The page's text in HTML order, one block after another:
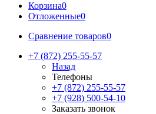
Корзина0
Отложенные0
Сравнение товаров0
+7 (872) 255-55-57
Назад
Телефоны
+7 (872) 255-55-57
+7 (928) 500-54-10
Заказать звонок